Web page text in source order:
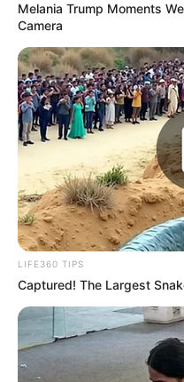
TAGS
ΕΥΒΟΙΑ
ΝΕΑ ΣΤΥΡΑ
Melania Trump Moments
Camera
LIFE360 TIPS
Captured! The Largest